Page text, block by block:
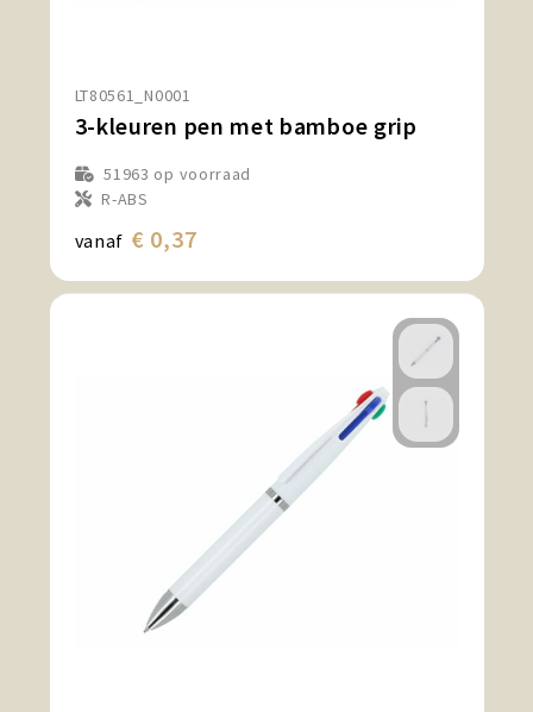
LT80561_N0001
3-kleuren pen met bamboe grip
51963 op voorraad
R-ABS
vanaf € 0,37